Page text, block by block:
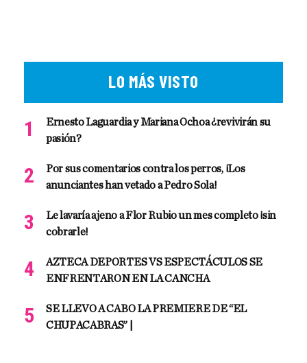
LO MÁS VISTO
Ernesto Laguardia y Mariana Ochoa ¿revivirán su
pasión?
Por sus comentarios contra los perros, ¡Los
anunciantes han vetado a Pedro Sola!
Le lavaría ajeno a Flor Rubio un mes completo ¡sin
cobrarle!
AZTECA DEPORTES VS ESPECTÁCULOS SE
ENFRENTARON EN LA CANCHA
SE LLEVO A CABO LA PREMIERE DE “EL
CHUPACABRAS” |